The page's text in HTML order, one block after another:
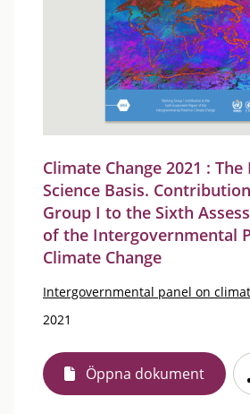
Climate Change 2021 : The
Science Basis.
Group I to the Sixth
of the Intergovernmental
Climate Change
Intergovernmental panel on
2021
Öppna dokument